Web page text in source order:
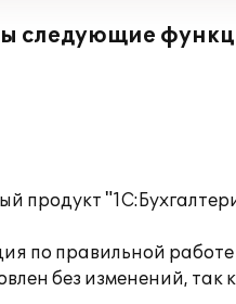
следующие
продукт
по правильной
без изменений,